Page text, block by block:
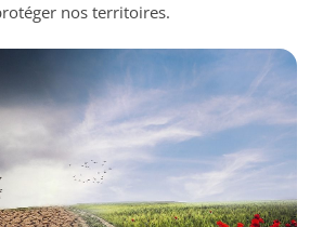
nos territoires.